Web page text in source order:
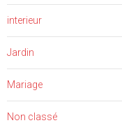
interieur
Jardin
Mariage
Non classé